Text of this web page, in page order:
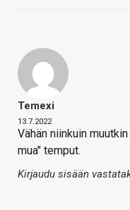
Temexi
13.7.2022
Vähän niinkuin
mua" temput.
Kirjaudu sisään